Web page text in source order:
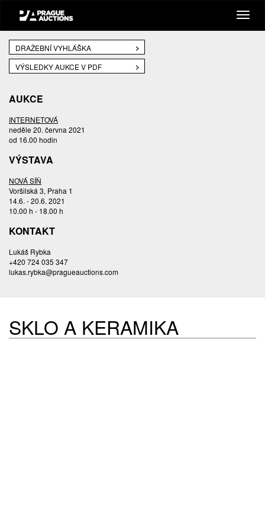
DRAŽEBNÍ VYHLÁŠKA
VÝSLEDKY AUKCE V PDF
AUKCE
INTERNETOVÁ
neděle 20. června 2021
od 16.00 hodin
VÝSTAVA
NOVÁ SÍŇ
Voršilská 3, Praha 1
14.6. - 20.6. 2021
10.00 h - 18.00 h
KONTAKT
Lukáš Rybka
+420 724 035 347
lukas.rybka@pragueauctions.com
SKLO A KERAMIKA